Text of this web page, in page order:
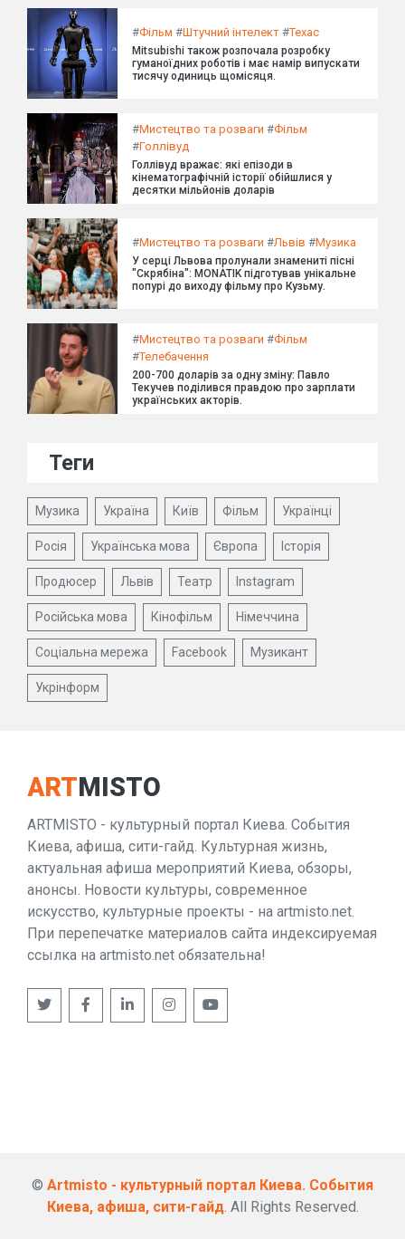
#Фільм #Штучний інтелект #Техас
Mitsubishi також розпочала розробку
гуманоїдних роботів і має намір випускати
тисячу одиниць щомісяця.
#Мистецтво та розваги #Фільм
#Голлівуд
Голлівуд вражає: які епізоди в
кінематографічній історії обійшлися у
десятки мільйонів доларів
#Мистецтво та розваги #Львів #Музика
У серці Львова пролунали знамениті пісні
"Скрябіна": MONATIK підготував унікальне
попурі до виходу фільму про Кузьму.
#Мистецтво та розваги #Фільм
#Телебачення
200-700 доларів за одну зміну: Павло
Текучев поділився правдою про зарплати
українських акторів.
Теги
Музика Україна Київ Фільм Українці
Росія Українська мова Європа Історія
Продюсер Львів Театр Instagram
Російська мова Кінофільм Німеччина
Соціальна мережа Facebook Музикант
Укрінформ
ARTMISTO
ARTMISTO - культурный портал Киева. События
Киева, афиша, сити-гайд. Культурная жизнь,
актуальная афиша мероприятий Киева, обзоры,
анонсы. Новости культуры, современное
искусство, культурные проекты - на artmisto.net.
При перепечатке материалов сайта индексируемая
ссылка на artmisto.net обязательна!
© Artmisto - культурный портал Киева. События
Киева, афиша, сити-гайд. All Rights Reserved.